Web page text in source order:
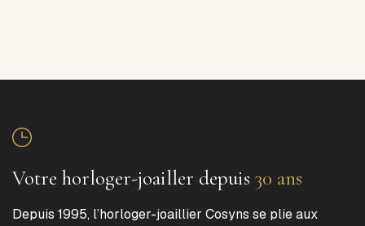
Votre horloger-joailler depuis 30 ans
Depuis 1995, l’horloger-joaillier Cosyns se plie aux